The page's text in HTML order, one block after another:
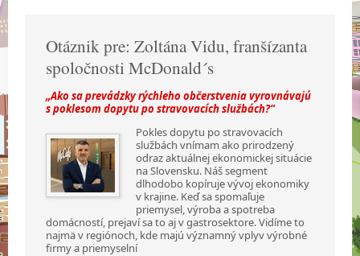
Otáznik pre: Zoltána Vidu, franšízanta
spoločnosti McDonald´s
„Ako sa prevádzky rýchleho občerstvenia vyrovnávajú
s poklesom dopytu po stravovacích službách?“
Pokles dopytu po stravovacích
službách vnímam ako prirodzený
odraz aktuálnej ekonomickej situácie
na Slovensku. Náš segment
dlhodobo kopíruje vývoj ekonomiky
v krajine. Keď sa spomaľuje
priemysel, výroba a spotreba
domácností, prejaví sa to aj v gastrosektore. Vidíme to
najmä v regiónoch, kde majú významný vplyv výrobné
firmy a priemyselní